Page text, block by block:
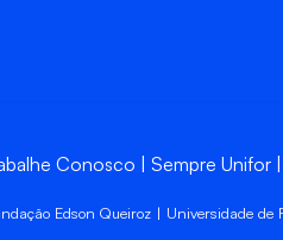
Conosco Sempre Unifor
Edson Queiroz | Universidade de